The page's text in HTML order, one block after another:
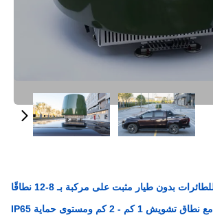
جهاز تشويش مضاد للطائرات بدون طيار مثبت على مركبة بـ 8-12 نطاقًا
مع نطاق تشويش 1 كم - 2 كم ومستوى حماية IP65